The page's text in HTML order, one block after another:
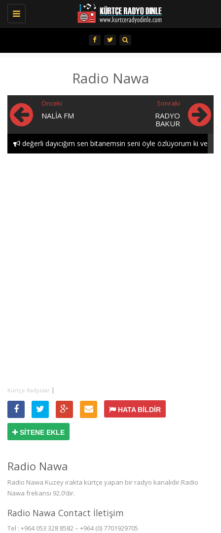
Toggle
navigation
Radio Nawa
Önceki
NALIA FM
Sonraki
RADYO
BAKUR
değerli dayıcığım sen bitanemsin seni öyle özlüyorum ki ve
Kürtçe Radyolar |
HATA BİLDİR
SİTENE EKLE
Radio Nawa
Radio Nawa Kuzey ırakta kürtçe yapan bir radyo kanalıdır.Radio
Nawa frekansı 92.0’dır.
Radio Nawa Contact İletişim
Tel : +964 053 328 8582 – +964 (0) 7701929705